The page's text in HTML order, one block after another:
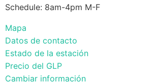
Schedule: 8am-4pm M-F
Mapa
Datos de contacto
Estado de la estación
Precio del GLP
Cambiar información